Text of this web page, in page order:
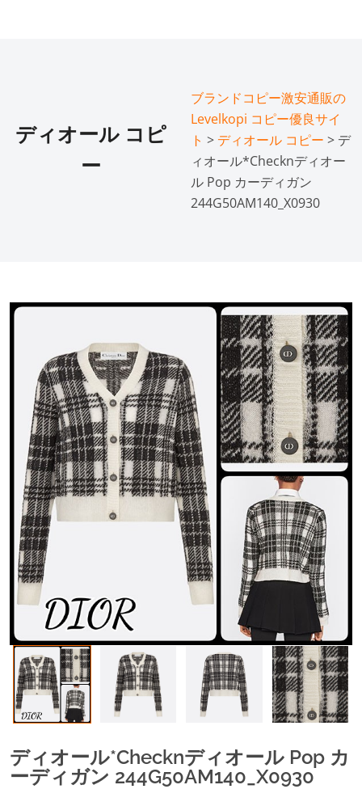
ディオール コピ
ー
ブランドコピー激安通販の
Levelkopi コピー優良サイ
ト > ディオール コピー > デ
ィオール*Checknディオー
ル Pop カーディガン
244G50AM140_X0930
ディオール*Checknディオール Pop カ
ーディガン 244G50AM140_X0930